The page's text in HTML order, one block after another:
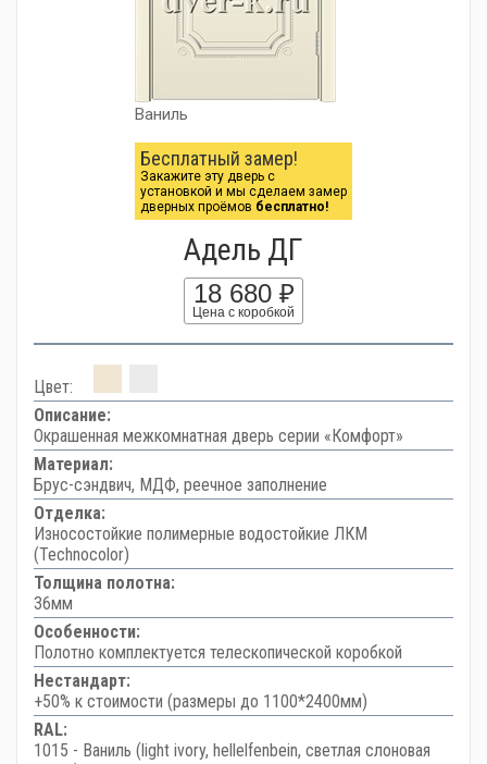
Ваниль
Бесплатный замер!
Закажите эту дверь с
установкой и мы сделаем замер
дверных проёмов бесплатно!
Адель ДГ
18 680 ₽
Цена с коробкой
Цвет:
Описание:
Окрашенная межкомнатная дверь серии «Комфорт»
Материал:
Брус-сэндвич, МДФ, реечное заполнение
Отделка:
Износостойкие полимерные водостойкие ЛКМ
(Technocolor)
Толщина полотна:
36мм
Особенности:
Полотно комплектуется телескопической коробкой
Нестандарт:
+50% к стоимости (размеры до 1100*2400мм)
RAL:
1015 - Ваниль (light ivory, hellelfenbein, светлая слоновая